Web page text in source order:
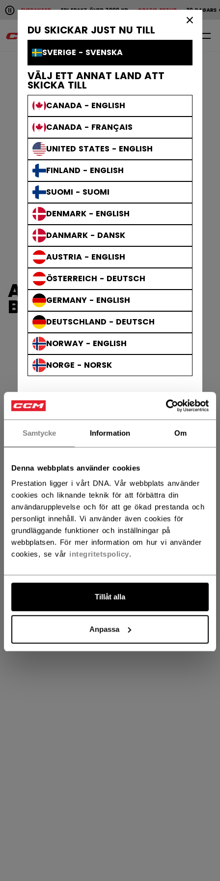
Samtycke Information Om
Denna webbplats använder cookies
Prestation ligger i vårt DNA. Vår webbplats använder
cookies och liknande teknik för att förbättra din
användarupplevelse och för att ge ökad prestanda och
personligt innehåll. Vi använder även cookies för
grundläggande funktioner och inställningar på
webbplatsen. För mer information om hur vi använder
cookies, se vår integritetspolicy.
Tillåt alla
Anpassa
DU SKICKAR JUST NU TILL
SVERIGE - SVENSKA
VÄLJ ETT ANNAT LAND ATT
SKICKA TILL
CANADA - ENGLISH
CANADA - FRANÇAIS
UNITED STATES - ENGLISH
FINLAND - ENGLISH
SUOMI - SUOMI
DENMARK - ENGLISH
DANMARK - DANSK
AUSTRIA - ENGLISH
ÖSTERREICH - DEUTSCH
GERMANY - ENGLISH
DEUTSCHLAND - DEUTSCH
NORWAY - ENGLISH
NORGE - NORSK
Pause the horizontal scroll animation.
LEVERANSERFRI FRAKT ÖVER 2000 KRGRATIS RETUR30 DAGARS
Snabba leveranser Fri frakt över 2000 kr
0
AXIS GLOVES &
BLOCKERS
Axis Gloves & Blockers
Kommer snart
Håll utkik efter vår kommande Axis Gloves &
Blockers kollektion
GÅ TILLBAKA TILL HOME